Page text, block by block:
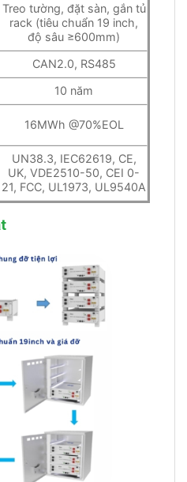
Treo tường, đặt sàn, gắn tủ
rack (tiêu chuẩn 19 inch,
độ sâu ≥600mm)
CAN2.0, RS485
10 năm
16MWh @70%EOL
UN38.3, IEC62619, CE,
UK, VDE2510-50, CEI 0-
21, FCC, UL1973, UL9540A